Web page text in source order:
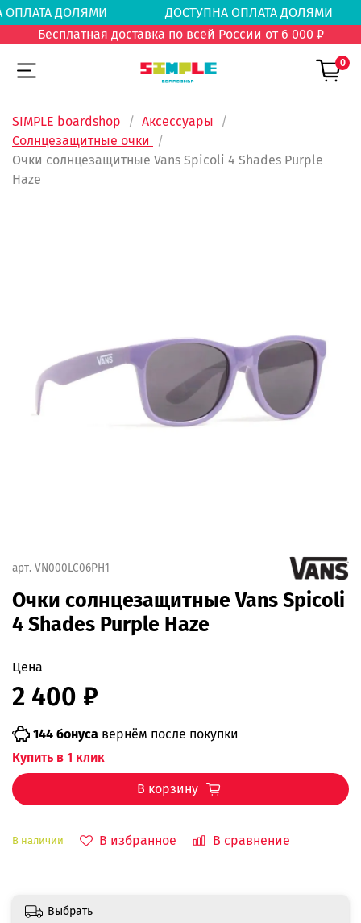
ОПЛАТА ДОЛЯМИ
ДОСТУПНА ОПЛАТА
Бесплатная доставка по всей России от 6 000 ₽
0
SIMPLE boardshop
Аксессуары
Солнцезащитные очки
Очки солнцезащитные Vans Spicoli 4 Shades Purple
Haze
арт. VN000LC06PH1
Очки солнцезащитные Vans Spicoli
4 Shades Purple Haze
В наличии В избранное В сравнение
Цена
2 400 ₽
144 бонуса вернём после покупки
Купить в 1 клик
В корзину
Выбрать